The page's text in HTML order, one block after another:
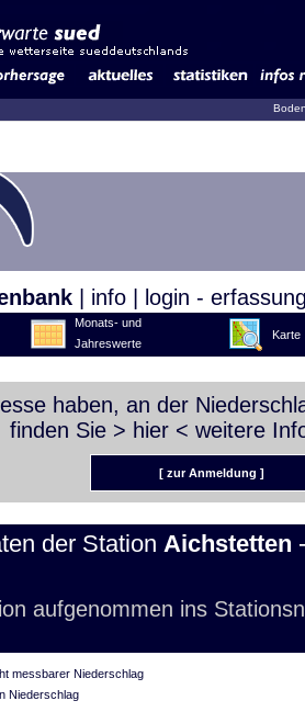
info login -
Monats- und
Jahreswerte
Karte
haben, an der
finden Sie > hier < weitere
[ zur Anmeldung ]
der Station Aichstetten
aufgenommen ins
messbarer Niederschlag
Niederschlag